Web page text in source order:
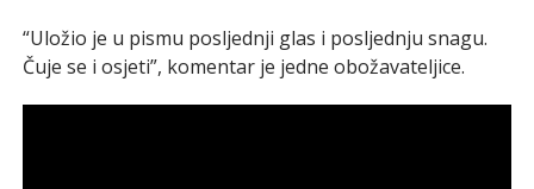
“Uložio je u pismu posljednji glas i posljednju snagu.
Čuje se i osjeti”, komentar je jedne obožavateljice.